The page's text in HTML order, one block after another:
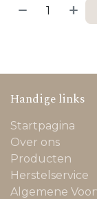
Handige links
Startpagina
Over ons
Producten
Herstelservice
Algemene